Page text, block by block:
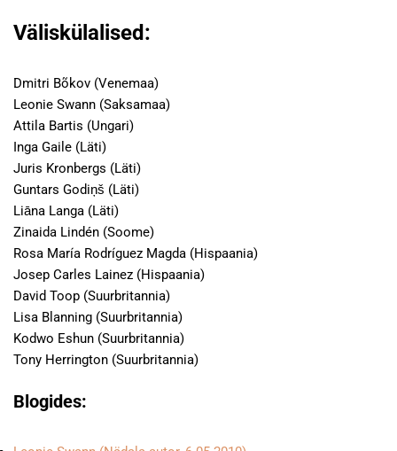
Väliskülalised :
Dmitri Bõkov (Venemaa)
Leonie Swann (Saksamaa)
Attila Bartis (Ungari)
Inga Gaile (Läti)
Juris Kronbergs (Läti)
Guntars Godiņš (Läti)
Liāna Langa (Läti)
Zinaida Lindén (Soome)
Rosa María Rodríguez Magda (Hispaania)
Josep Carles Lainez (Hispaania)
David Toop (Suurbritannia)
Lisa Blanning (Suurbritannia)
Kodwo Eshun (Suurbritannia)
Tony Herrington (Suurbritannia)
Blogides: